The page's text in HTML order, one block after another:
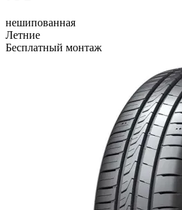
нешипованная
Летние
Бесплатный монтаж